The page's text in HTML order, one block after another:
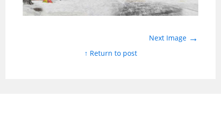
Next Image →
↑ Return to post